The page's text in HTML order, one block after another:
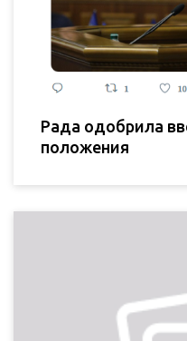
Рада одобрила
положения